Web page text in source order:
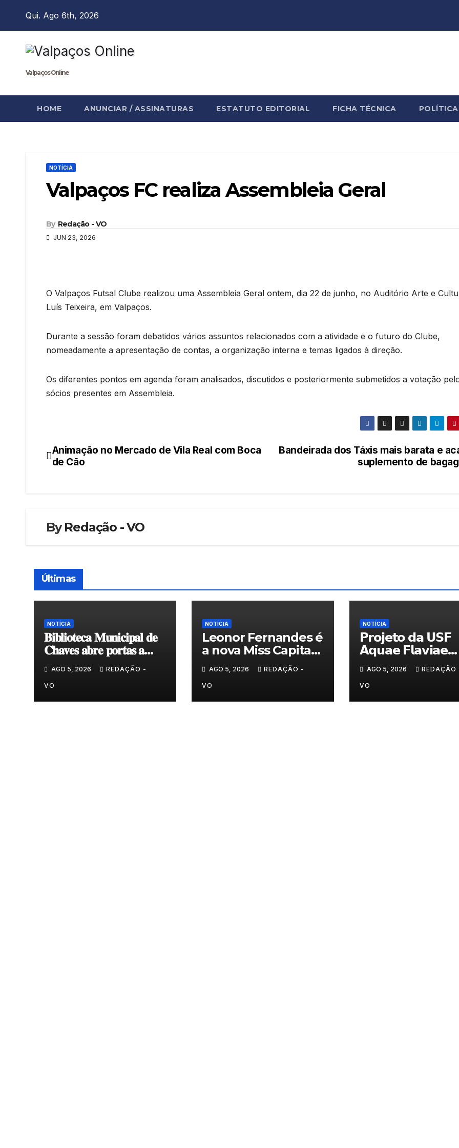
Qui. Ago 6th, 2026
Valpaços Online
HOME ANUNCIAR / ASSINATURAS ESTATUTO EDITORIAL FICHA TÉCNICA
NOTÍCIA
Valpaços FC realiza Assembleia Geral
By Redação - VO
JUN 23, 2026
O Valpaços Futsal Clube realizou uma Assembleia Geral ontem, dia 22 de junho, no Auditório Arte e
Luís Teixeira, em Valpaços.
Durante a sessão foram debatidos vários assuntos relacionados com a atividade e o futuro do Clube,
nomeadamente a apresentação de contas, a organização interna e temas ligados à direção.
Os diferentes pontos em agenda foram analisados, discutidos e posteriormente submetidos a votação
sócios presentes em Assembleia.
Navegação
Bandeirada dos Táxis mais barata e
suplemento de
Animação no Mercado de Vila Real com Boca
de Cão
ByRedação - VO
Últimas
NOTÍCIA
𝐁𝐢𝐛𝐥𝐢𝐨𝐭𝐞𝐜𝐚 𝐌𝐮𝐧𝐢𝐜𝐢𝐩𝐚𝐥 𝐝𝐞
𝐂𝐡𝐚𝐯𝐞𝐬 𝐚𝐛𝐫𝐞 𝐩𝐨𝐫𝐭𝐚𝐬 𝐚
𝐩𝐢𝐧𝐭𝐮𝐫𝐚 𝐝𝐮𝐫𝐚𝐧𝐭𝐞 𝐨 𝐦𝐞̂𝐬 𝐝𝐞
𝐚𝐠𝐨𝐬𝐭𝐨
AGO 5, 2026 REDAÇÃO -
VO
NOTÍCIA
Leonor Fernandes é
a nova Miss Capital
AGO 5, 2026 REDAÇÃO -
VO
NOTÍCIA
𝗣𝗿𝗼𝗷𝗲𝘁𝗼 𝗱𝗮 𝗨𝗦𝗙
𝗔𝗾𝘂𝗮𝗲 𝗙𝗹𝗮𝘃𝗶𝗮𝗲
𝗮𝗷𝘂𝗱𝗮 𝗮
𝗮𝗻𝘀𝗶𝗲𝗱𝗮𝗱𝗲
AGO 5, 2026 REDAÇÃO
VO